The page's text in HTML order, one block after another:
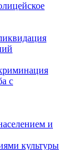
с
и
культуры